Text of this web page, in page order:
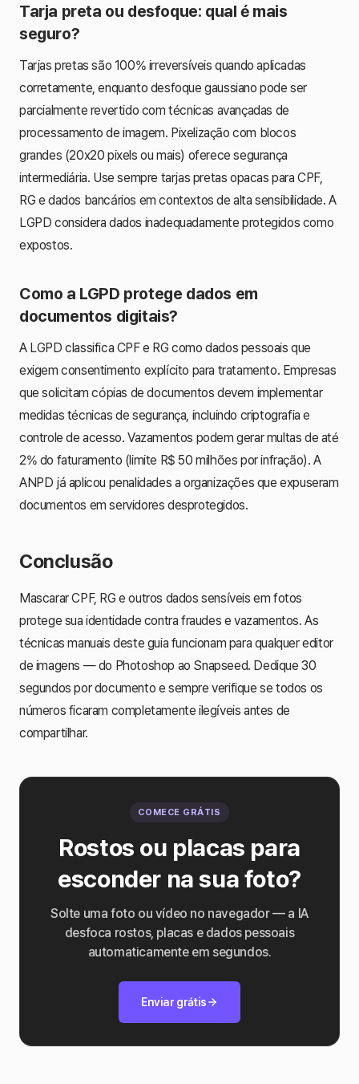
Tarja preta ou desfoque: qual é mais
seguro?
Tarjas pretas são 100% irreversíveis quando aplicadas
corretamente, enquanto desfoque gaussiano pode ser
parcialmente revertido com técnicas avançadas de
processamento de imagem. Pixelização com blocos
grandes (20x20 pixels ou mais) oferece segurança
intermediária. Use sempre tarjas pretas opacas para CPF,
RG e dados bancários em contextos de alta sensibilidade. A
LGPD considera dados inadequadamente protegidos como
expostos.
Como a LGPD protege dados em
documentos digitais?
A LGPD classifica CPF e RG como dados pessoais que
exigem consentimento explícito para tratamento. Empresas
que solicitam cópias de documentos devem implementar
medidas técnicas de segurança, incluindo criptografia e
controle de acesso. Vazamentos podem gerar multas de até
2% do faturamento (limite R$ 50 milhões por infração). A
ANPD já aplicou penalidades a organizações que expuseram
documentos em servidores desprotegidos.
Conclusão
Mascarar CPF, RG e outros dados sensíveis em fotos
protege sua identidade contra fraudes e vazamentos. As
técnicas manuais deste guia funcionam para qualquer editor
de imagens — do Photoshop ao Snapseed. Dedique 30
segundos por documento e sempre verifique se todos os
números ficaram completamente ilegíveis antes de
compartilhar.
COMECE GRÁTIS
Rostos ou placas para
esconder na sua foto?
Solte uma foto ou vídeo no navegador — a IA
desfoca rostos, placas e dados pessoais
automaticamente em segundos.
Enviar grátis